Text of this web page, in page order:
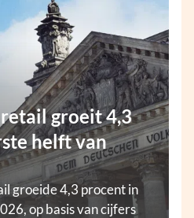
groeit 4,3
helft van
groeide 4,3 procent in
op basis van cijfers